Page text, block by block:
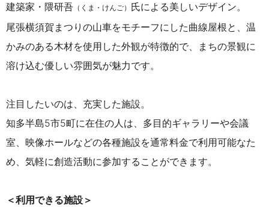
建築家・隈研吾 （くま・けんご） 氏による美しいデザイン。
尾張横須賀まつりの山車をモチーフにした曲線屋根と、温
かみのある木材を使用した外観が特徴的で、まちの景観に
溶け込む優しい雰囲気が魅力です。
注目したいのは、充実した施設。
知多半島5市5町に在住の人は、多目的ギャラリーや会議
室、映像ホールなどの各種施設を通常料金で利用可能なた
め、気軽に創造活動に参加することができます。
＜利用できる施設＞